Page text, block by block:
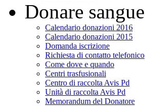
Donare sangue
Calendario donazioni 2016
Calendario donazioni 2015
Domanda iscrizione
Richiesta di contatto telefonico
Come dove e quando
Centri trasfusionali
Centro di raccolta Avis Pd
Unità di raccolta Avis Pd
Memorandum del Donatore